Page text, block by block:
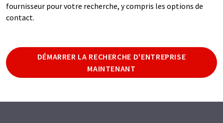
fournisseur pour votre recherche, y compris les options de
contact.
DÉMARRER LA RECHERCHE D'ENTREPRISE
MAINTENANT